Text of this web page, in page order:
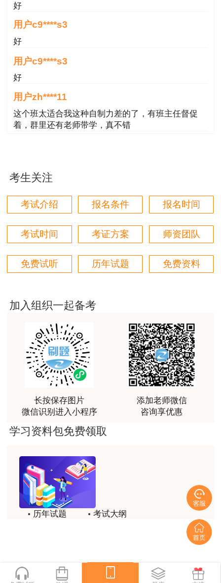
好
用户c9****s3
好
用户c9****s3
好
用户zh****11
这个班太适合我这种自制力差的了，有班主任督促
着，群里还有老师带学，真不错
用户zh****94
老师们讲的很好，通俗易懂，对小白很友好
用户li****11
建筑专业跟网校过了，今年考其他安全，还是选择网
校。
用户m6****57
用户da****ng
富生动。
用户m3****68
课程清晰易懂，便于记忆，老师重难点讲解也很清晰
用户we****66
跟着老师学习理解的特别快，比自己学习容易多了
用户m0****66
贾老师讲的很有水平，这次考过全靠他了
用户m0****68
贾老师一如既往的稳
用户m1****68
回顾整个学习过程，我收获的不仅是证书和技能，更
重要的是养成了持续学习的习惯和自我驱动力；这门
网课像一位循循善诱的引路人，让我相信只要选对方
法、坚持行动，每个人都能突破自己的天花板，真心
目标进发！
用户m2****18
考生关注
考试介绍 报名条件 报名时间
考试时间 考证方案 师资团队
免费试听 历年试题 免费资料
加入组织一起备考
长按保存图片
微信识别进入小程序
添加老师微信
咨询享优惠
学习资料包免费领取
历年试题
考试大纲